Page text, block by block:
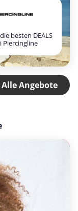
besten DEALS
Piercingline
Alle Angebote